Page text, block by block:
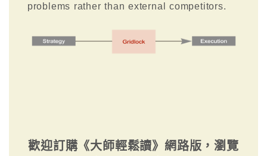
problems rather than external competitors.
歡迎訂購《大師輕鬆讀》網路版，瀏覽